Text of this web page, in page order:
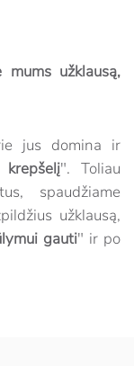
užklausą,
jus domina ir
". Toliau
spaudžiame
užklausą,
gauti" ir po